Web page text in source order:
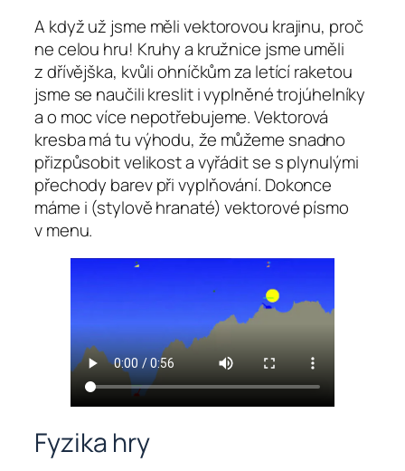
A když už jsme měli vektorovou krajinu, proč
ne celou hru! Kruhy a kružnice jsme uměli
z dřívějška, kvůli ohníčkům za letící raketou
jsme se naučili kreslit i vyplněné trojúhelníky
a o moc více nepotřebujeme. Vektorová
kresba má tu výhodu, že můžeme snadno
přizpůsobit velikost a vyřádit se s plynulými
přechody barev při vyplňování. Dokonce
máme i (stylově hranaté) vektorové písmo
v menu.
Fyzika hry